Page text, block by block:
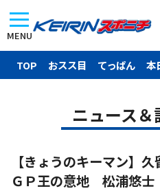
MENU
TOP おスス目 てっぱん 本
ニュース
【きょうのキーマン】
ＧＰ王の意地 松浦悠士